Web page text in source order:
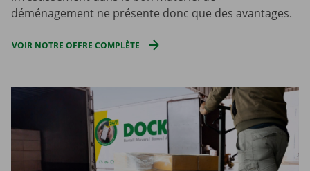
déménagement ne présente donc que des avantages.
VOIR NOTRE OFFRE COMPLÈTE